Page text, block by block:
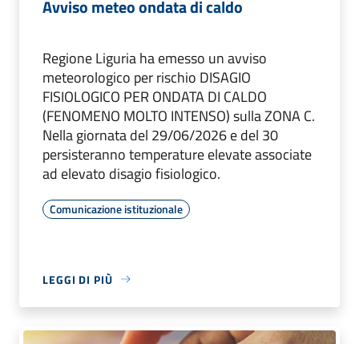
Avviso meteo ondata di caldo
Regione Liguria ha emesso un avviso
meteorologico per rischio DISAGIO
FISIOLOGICO PER ONDATA DI CALDO
(FENOMENO MOLTO INTENSO) sulla ZONA C.
Nella giornata del 29/06/2026 e del 30
persisteranno temperature elevate associate
ad elevato disagio fisiologico.
Comunicazione istituzionale
LEGGI DI PIÙ